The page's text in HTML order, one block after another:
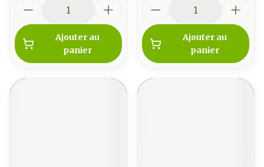
Ajouter au
panier
Ajouter au
panier